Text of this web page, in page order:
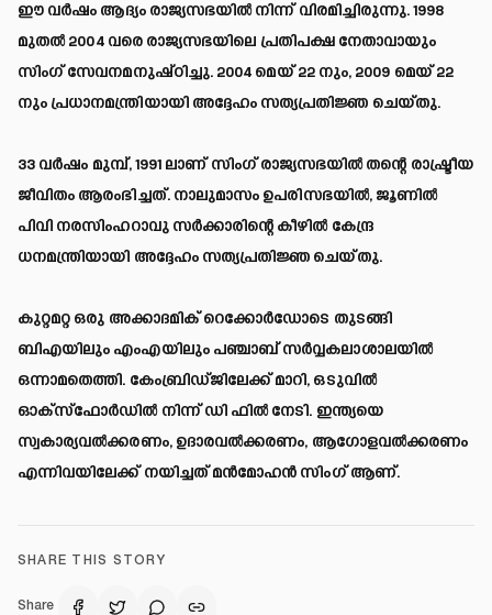
ഈ വര്‍ഷം ആദ്യം രാജ്യസഭയില്‍ നിന്ന് വിരമിച്ചിരുന്നു. 1998
മുതല്‍ 2004 വരെ രാജ്യസഭയിലെ പ്രതിപക്ഷ നേതാവായും
സിംഗ് സേവനമനുഷ്ഠിച്ചു. 2004 മെയ് 22 നും, 2009 മെയ് 22
നും പ്രധാനമന്ത്രിയായി അദ്ദേഹം സത്യപ്രതിജ്ഞ ചെയ്തു.
33 വര്‍ഷം മുമ്പ്, 1991 ലാണ് സിംഗ് രാജ്യസഭയില്‍ തന്റെ രാഷ്ട്രീയ
ജീവിതം ആരംഭിച്ചത്. നാലുമാസം ഉപരിസഭയില്‍, ജൂണില്‍
പിവി നരസിംഹറാവു സര്‍ക്കാരിന്റെ കീഴില്‍ കേന്ദ്ര
ധനമന്ത്രിയായി അദ്ദേഹം സത്യപ്രതിജ്ഞ ചെയ്തു.
കുറ്റമറ്റ ഒരു അക്കാദമിക് റെക്കോര്‍ഡോടെ തുടങ്ങി
ബിഎയിലും എംഎയിലും പഞ്ചാബ് സര്‍വ്വകലാശാലയില്‍
ഒന്നാമതെത്തി. കേംബ്രിഡ്ജിലേക്ക് മാറി, ഒടുവില്‍
ഓക്‌സ്‌ഫോര്‍ഡില്‍ നിന്ന് ഡി ഫില്‍ നേടി. ഇന്ത്യയെ
സ്വകാര്യവല്‍ക്കരണം, ഉദാരവല്‍ക്കരണം, ആഗോളവല്‍ക്കരണം
എന്നിവയിലേക്ക് നയിച്ചത് മന്‍മോഹന്‍ സിംഗ് ആണ്.
SHARE THIS STORY
Share